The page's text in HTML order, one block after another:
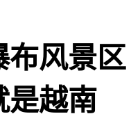
布风景区
是越南